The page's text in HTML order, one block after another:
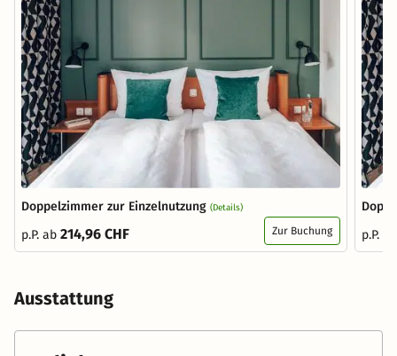
Doppelzimmer zur Einzelnutzung (Details)
p.P. ab 214,96 CHF Zur Buchung
p.P.
Ausstattung